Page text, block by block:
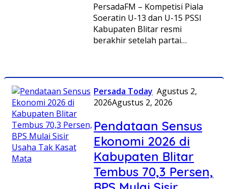
PersadaFM – Kompetisi Piala
Soeratin U-13 dan U-15 PSSI
Kabupaten Blitar resmi
berakhir setelah partai…
Persada Today Agustus 2,
2026Agustus 2, 2026
Pendataan Sensus
Ekonomi 2026 di
Kabupaten Blitar
Tembus 70,3 Persen,